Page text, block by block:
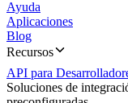
Ayuda
Aplicaciones
Blog
Recursos
API para
Soluciones de